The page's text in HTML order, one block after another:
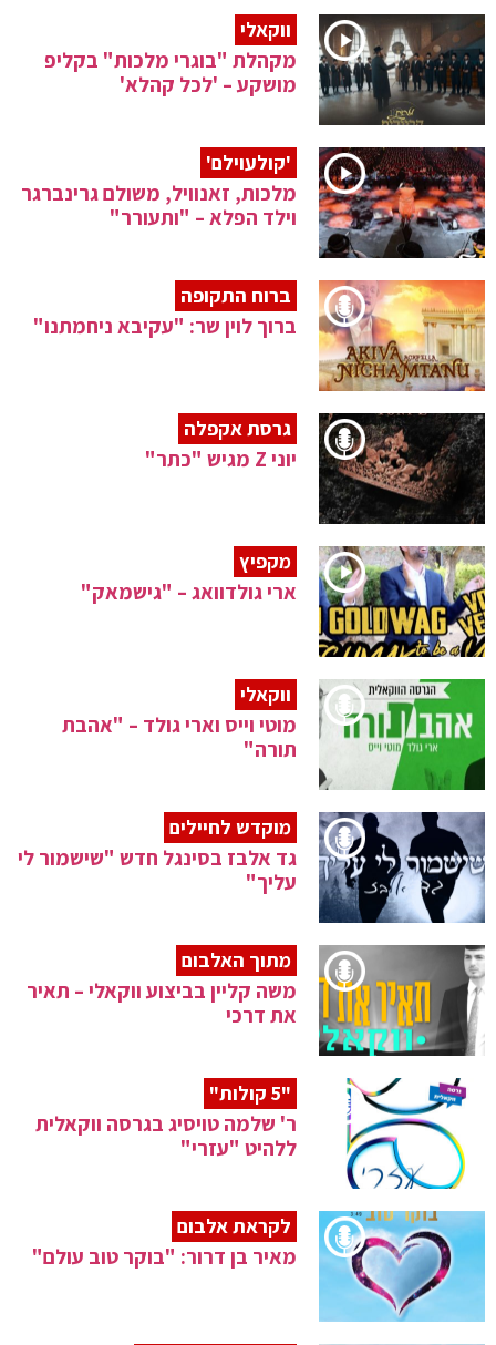
ווקאלי
מקהלת "בוגרי מלכות" בקליפ
מושקע – 'לכל קהלא'
'קולעוילם'
מלכות, זאנוויל, משולם גרינברגר
וילד הפלא – "ותעורר"
ברוח התקופה
ברוך לוין שר: "עקיבא ניחמתנו"
גרסת אקפלה
יוני Z מגיש "כתר"
מקפיץ
ארי גולדוואג – "גישמאק"
ווקאלי
מוטי וייס וארי גולד – "אהבת
תורה"
מוקדש לחיילים
גד אלבז בסינגל חדש "שישמור לי
עליך"
מתוך האלבום
משה קליין בביצוע ווקאלי – תאיר
את דרכי
"5 קולות"
ר' שלמה טויסיג בגרסה ווקאלית
ללהיט "עזרי"
לקראת אלבום
מאיר בן דרור: "בוקר טוב עולם"